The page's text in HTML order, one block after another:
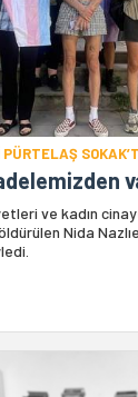
ve kadın
Nida